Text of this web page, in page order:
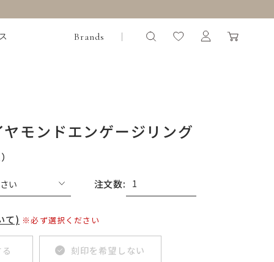
Brands
モンドエンゲージリング
注文数:
て) ※必ず選択ください
刻印を希望しない